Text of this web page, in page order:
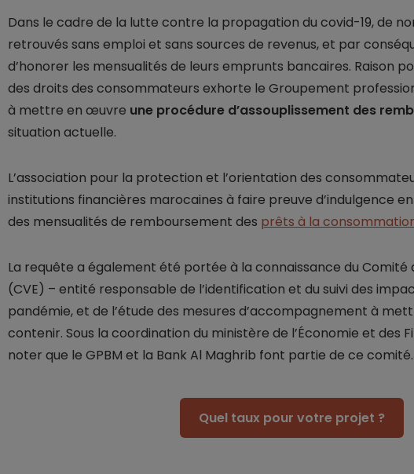
Dans le cadre de la lutte contre la propagation du covid-19, de
retrouvés sans emploi et sans sources de revenus, et par
d’honorer les mensualités de leurs emprunts bancaires. Raison
des droits des consommateurs exhorte le Groupement
à mettre en œuvre une procédure d’assouplissement des
situation actuelle.
L’association pour la protection et l’orientation des
institutions financières marocaines à faire preuve d’indulgence
des mensualités de remboursement des prêts à la
La requête a également été portée à la connaissance du Comité
(CVE) – entité responsable de l’identification et du suivi des
pandémie, et de l’étude des mesures d’accompagnement à
contenir. Sous la coordination du ministère de l’Économie et des
noter que le GPBM et la Bank Al Maghrib font partie de ce comité.
Quel taux pour votre projet ?